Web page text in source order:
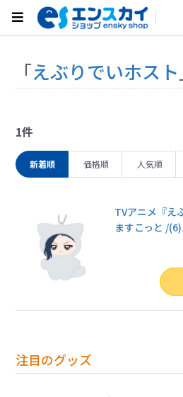
注目のグッズ
「えぶりでいホスト
1件
新着順 価格順 人気順
TVアニメ『え
ますこっと /